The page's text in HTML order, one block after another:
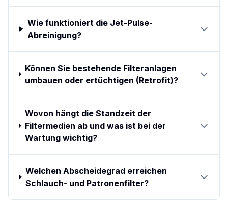
Wie funktioniert die Jet-Pulse-
Abreinigung?
Können Sie bestehende Filteranlagen
umbauen oder ertüchtigen (Retrofit)?
Wovon hängt die Standzeit der
Filtermedien ab und was ist bei der
Wartung wichtig?
Welchen Abscheidegrad erreichen
Schlauch- und Patronenfilter?